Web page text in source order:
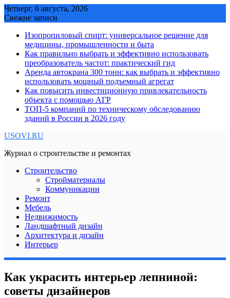
Skip
to
Четверг, 6 августа, 2026
Свежие записи
Изопропиловый спирт: универсальное решение для
медицины, промышленности и быта
Как правильно выбрать и эффективно использовать
преобразователь частот: практический гид
Аренда автокрана 300 тонн: как выбрать и эффективно
использовать мощный подъемный агрегат
Как повысить инвестиционную привлекательность
объекта с помощью АГР
ТОП-5 компаний по техническому обследованию
зданий в России в 2026 году
USOVI.RU
Журнал о строительстве и ремонтах
Строительство
Стройматериалы
Коммуникации
Ремонт
Мебель
Недвижимость
Ландшафтный дизайн
Архитектура и дизайн
Интерьер
Как украсить интерьер лепниной:
советы дизайнеров